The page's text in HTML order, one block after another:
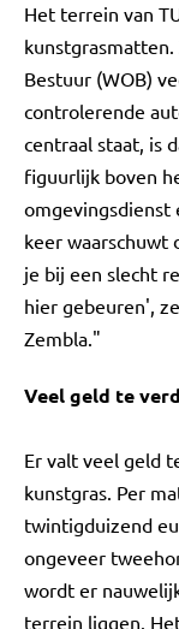
Het terrein van
Bestuur (WOB)
controlerende
centraal staat, is
figuurlijk boven
omgevingsdienst
keer waarschuwt
je bij een slecht
hier gebeuren',
Zembla."
Veel geld te
Er valt veel geld
kunstgras. Per
twintigduizend
ongeveer
wordt er
terrein liggen.